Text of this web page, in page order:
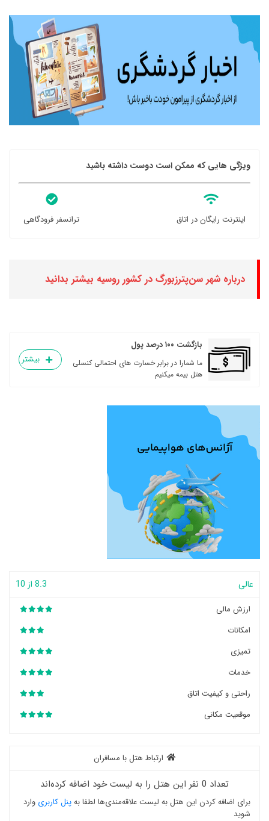
ویژگی هایی که ممکن است دوست داشته باشید
اینترنت رایگان در اتاق ترانسفر فرودگاهی
درباره شهر سن‌پترزبورگ در کشور روسیه بیشتر بدانید
بازگشت ۱۰۰ درصد پول
ما شمارا در برابر خسارت های احتمالی کنسلی
هتل بیمه میکنیم
بیشتر
عالی 8.3 از 10
ارزش مالی
امکانات
تمیزی
خدمات
راحتی و کیفیت اتاق
موقعیت مکانی
ارتباط هتل با مسافران
تعداد 0 نفر این هتل را به لیست خود اضافه کرده‌اند
برای اضافه کردن این هتل به لیست علاقه‌مندی‌ها لطفا بهپنل کاربری وارد
شوید